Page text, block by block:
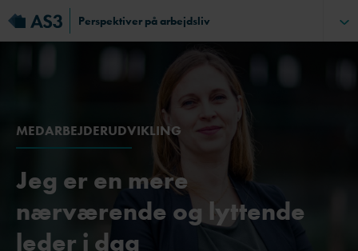
Perspektiver på arbejdsliv
MEDARBEJDERUDVIKLING
Jeg er en mere
nærværende og lyttende
leder i dag